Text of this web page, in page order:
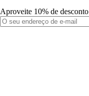
Aproveite 10% de